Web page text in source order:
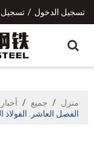
تسجيل الدخول / تسجيل
منزل / جميع /
الفصل العاشر. الفولاذ